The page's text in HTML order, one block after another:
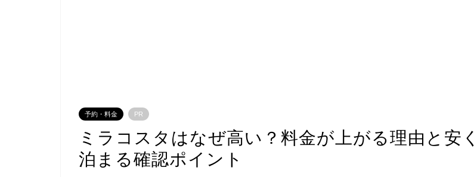
予約・料金 PR
ミラコスタはなぜ高い？料金が上がる理由と安く
泊まる確認ポイント